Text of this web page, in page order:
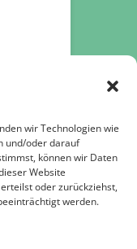
wir Technologien wie
und/oder darauf
können wir Daten
Website
oder zurückziehst,
werden.